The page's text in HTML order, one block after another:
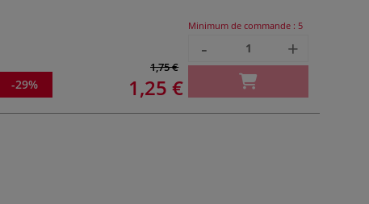
1,75 €
1,25 €
-29%
Minimum de commande : 5
- +